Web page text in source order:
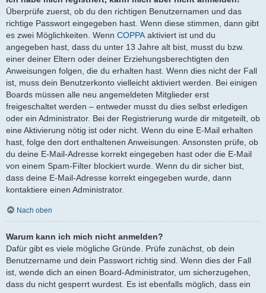
Überprüfe zuerst, ob du den richtigen Benutzernamen und das
richtige Passwort eingegeben hast. Wenn diese stimmen, dann gibt
es zwei Möglichkeiten. Wenn COPPA aktiviert ist und du
angegeben hast, dass du unter 13 Jahre alt bist, musst du bzw.
einer deiner Eltern oder deiner Erziehungsberechtigten den
Anweisungen folgen, die du erhalten hast. Wenn dies nicht der Fall
ist, muss dein Benutzerkonto vielleicht aktiviert werden. Bei einigen
Boards müssen alle neu angemeldeten Mitglieder erst
freigeschaltet werden – entweder musst du dies selbst erledigen
oder ein Administrator. Bei der Registrierung wurde dir mitgeteilt, ob
eine Aktivierung nötig ist oder nicht. Wenn du eine E-Mail erhalten
hast, folge den dort enthaltenen Anweisungen. Ansonsten prüfe, ob
du deine E-Mail-Adresse korrekt eingegeben hast oder die E-Mail
von einem Spam-Filter blockiert wurde. Wenn du dir sicher bist,
dass deine E-Mail-Adresse korrekt eingegeben wurde, dann
kontaktiere einen Administrator.
Nach oben
Warum kann ich mich nicht anmelden?
Dafür gibt es viele mögliche Gründe. Prüfe zunächst, ob dein
Benutzername und dein Passwort richtig sind. Wenn dies der Fall
ist, wende dich an einen Board-Administrator, um sicherzugehen,
dass du nicht gesperrt wurdest. Es ist ebenfalls möglich, dass ein